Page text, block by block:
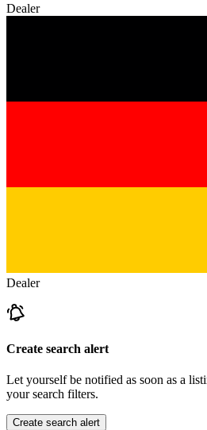
Dealer
Dealer
Create search alert
Let yourself be notified as soon as a
your search filters.
Create search alert